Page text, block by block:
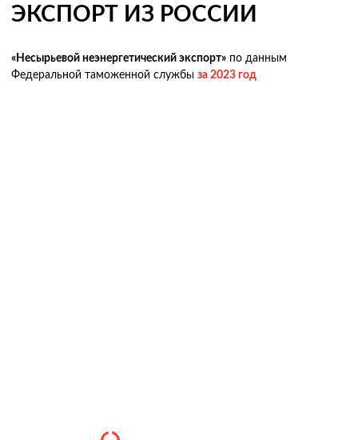
ЭКСПОРТ ИЗ РОССИИ
«Несырьевой неэнергетический экспорт» по данным
Федеральной таможенной службы за 2023 год